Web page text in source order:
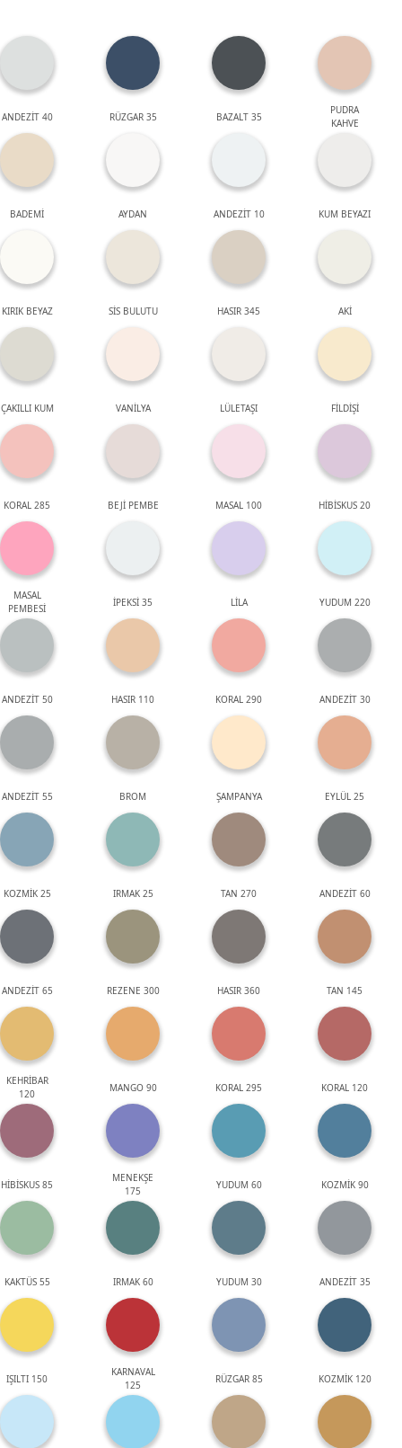
ANDEZİT 40 RÜZGAR 35 BAZALT 35
PUDRA
KAHVE
BADEMİ AYDAN ANDEZİT 10 KUM BEYAZI
KIRIK BEYAZ SİS BULUTU HASIR 345 AKİ
ÇAKILLI KUM VANİLYA LÜLETAŞI FİLDİŞİ
KORAL 285 BEJİ PEMBE MASAL 100 HİBİSKUS 20
MASAL
PEMBESİ
İPEKSİ 35 LİLA YUDUM 220
ANDEZİT 50 HASIR 110 KORAL 290 ANDEZİT 30
ANDEZİT 55 BROM ŞAMPANYA EYLÜL 25
KOZMİK 25 IRMAK 25 TAN 270 ANDEZİT 60
ANDEZİT 65 REZENE 300 HASIR 360 TAN 145
KEHRİBAR
120
MANGO 90 KORAL 295 KORAL 120
HİBİSKUS 85
MENEKŞE
175
YUDUM 60 KOZMİK 90
KAKTÜS 55 IRMAK 60 YUDUM 30 ANDEZİT 35
IŞILTI 150
KARNAVAL
125
RÜZGAR 85 KOZMİK 120